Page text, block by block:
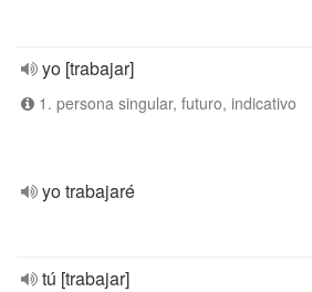
yo [trabajar]
1. persona singular, futuro, indicativo
yo trabajaré
tú [trabajar]